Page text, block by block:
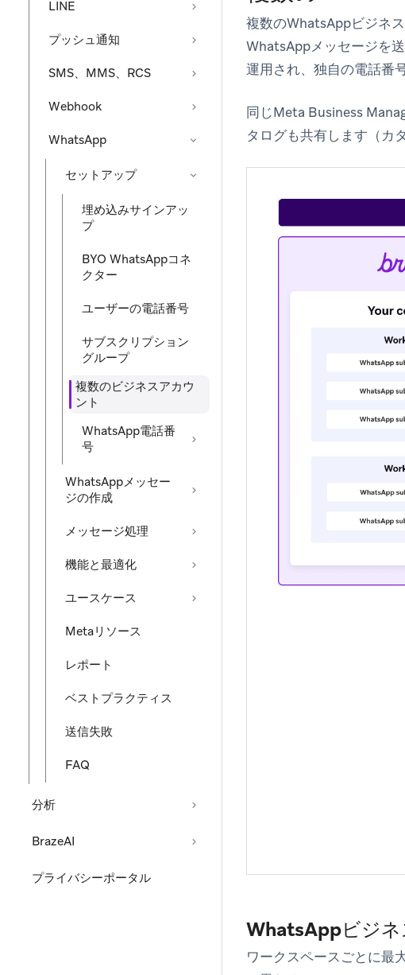
LINE
プッシュ通知
SMS、MMS、RCS
Webhook
WhatsApp
セットアップ
埋め込みサインアッ
プ
BYO WhatsAppコネ
クター
ユーザーの電話番号
サブスクリプション
グループ
複数のビジネスアカウ
ント
WhatsApp電話番
号
WhatsAppメッセー
ジの作成
メッセージ処理
機能と最適化
ユースケース
Metaリソース
レポート
ベストプラクティス
送信失敗
FAQ
分析
BrazeAI
プライバシーポータル
複数のWhatsAppビジネ
WhatsAppメッセージを
運用され、独自の電話番
同じMeta Business
タログも共有します（カ
WhatsAppビジ
ワークスペースごとに最